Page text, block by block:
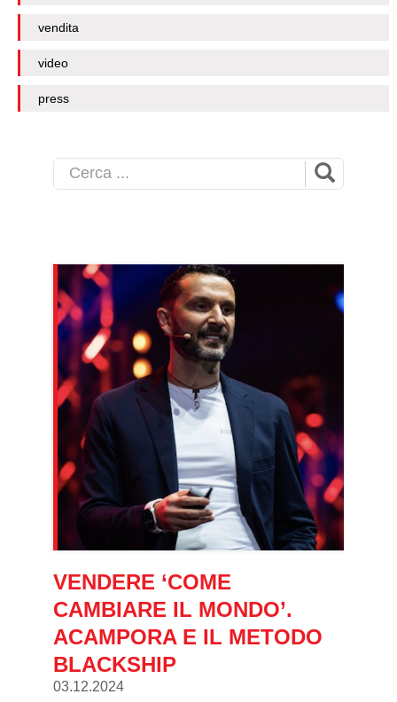
vendita
video
press
VENDERE ‘COME
CAMBIARE IL MONDO’.
ACAMPORA E IL METODO
BLACKSHIP
03.12.2024